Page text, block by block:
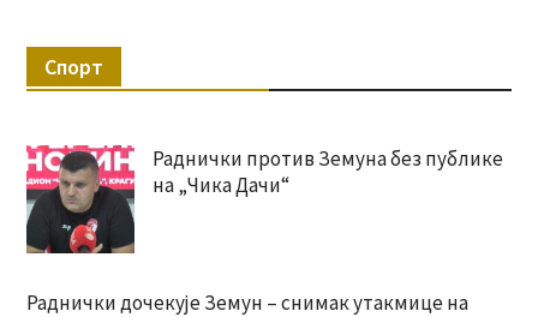
Спорт
Раднички против Земуна без публике
на „Чика Дачи“
Раднички дочекује Земун – снимак утакмице на